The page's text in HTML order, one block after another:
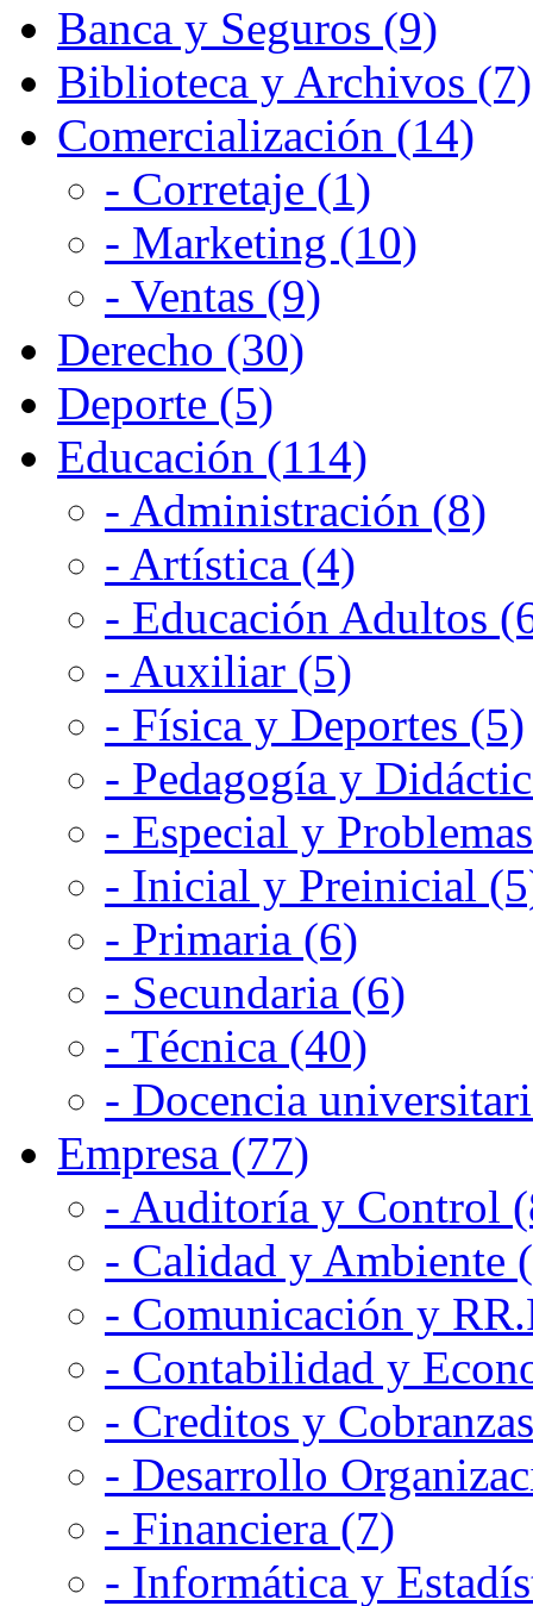
Banca y Seguros (9)
Biblioteca y Archivos (7)
Comercialización (14)
- Corretaje (1)
- Marketing (10)
- Ventas (9)
Derecho (30)
Deporte (5)
Educación (114)
- Administración (8)
- Artística (4)
- Educación Adultos
- Auxiliar (5)
- Física y Deportes (5)
- Pedagogía y
- Especial y
- Inicial y Preinicial
- Primaria (6)
- Secundaria (6)
- Técnica (40)
- Docencia
Empresa (77)
- Auditoría y Control
- Calidad y Ambiente
- Comunicación y
- Contabilidad y
- Creditos y
- Desarrollo
- Financiera (7)
- Informática y